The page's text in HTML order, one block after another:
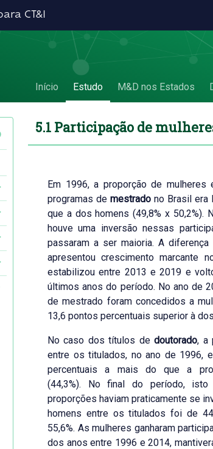
e homens entre os titulados -
CT&I
Início Estudo M&D nos Estados
5.1 Participação de
Em 1996, a proporção de
programas de mestrado no Brasil era
que a dos homens (49,8% x 50,2%).
houve uma inversão nessas
passaram a ser maioria. A
apresentou crescimento marcante
estabilizou entre 2013 e 2019 e
últimos anos do período. No ano de
de mestrado foram concedidos a
13,6 pontos percentuais superior à
No caso dos títulos dedoutorado, a
entre os titulados, no ano de 1996,
percentuais a mais do que a
(44,3%). No final do período,
proporções haviam praticamente se
homens entre os titulados foi de
55,6%. As mulheres ganharam
dos anos entre 1996 e 2014,